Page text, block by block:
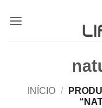
INÍCIO /